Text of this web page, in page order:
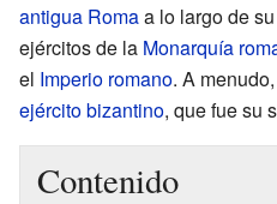
antigua Romaa lo largo de
ejércitos de la Monarquía
el Imperio romano. A
ejército bizantino, que fue su
Contenido